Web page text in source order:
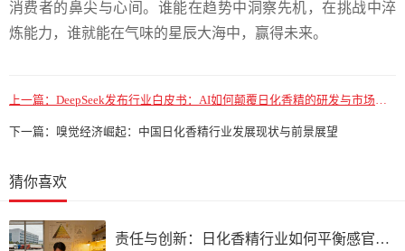
消费者的鼻尖与心间。谁能在趋势中洞察先机，在挑战中淬
炼能力，谁就能在气味的星辰大海中，赢得未来。
上一篇： DeepSeek发布行业白皮书：AI如何颠覆日化香精的研发与市场趋势预测
下一篇： 嗅觉经济崛起：中国日化香精行业发展现状与前景展望
猜你喜欢
责任与创新：日化香精行业如何平衡感官体验与生态友好？